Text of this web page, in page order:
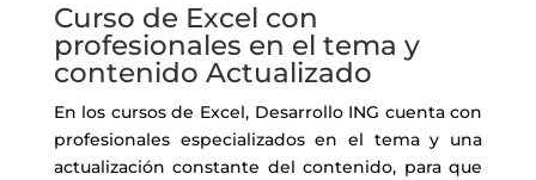
Curso de Excel con
profesionales en el tema y
contenido Actualizado
En los cursos de Excel, Desarrollo ING cuenta con
profesionales especializados en el tema y una
actualización constante del contenido, para que